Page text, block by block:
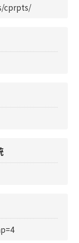
cprpts/